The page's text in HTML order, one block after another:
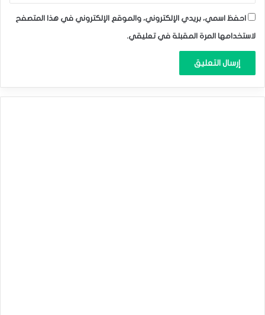
احفظ اسمي، بريدي الإلكتروني، والموقع الإلكتروني في هذا المتصفح
لاستخدامها المرة المقبلة في تعليقي.